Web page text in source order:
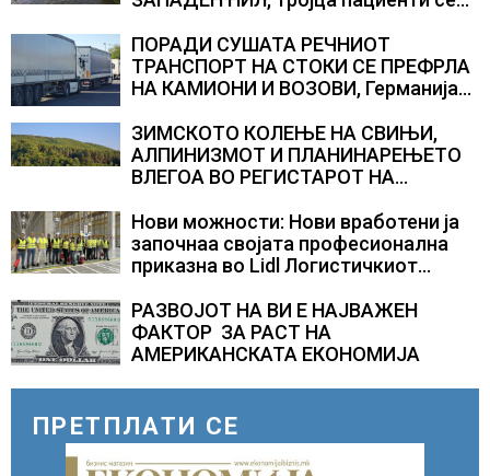
ПОРАДИ СУШАТА РЕЧНИОТ
ТРАНСПОРТ НА СТОКИ СЕ ПРЕФРЛА
НА КАМИОНИ И ВОЗОВИ, Германија
камионџиите да возат и во недела
ЗИМСКОТО КОЛЕЊЕ НА СВИЊИ,
АЛПИНИЗМОТ И ПЛАНИНАРЕЊЕТО
ВЛЕГОА ВО РЕГИСТАРОТ НА
СЛОВЕНИЈА
Нови можности: Нови вработени ја
започнаа својата професионална
приказна во Lidl Логистичкиот
РАЗВОЈОТ НА ВИ Е НАЈВАЖЕН
ФАКТОР ЗА РАСТ НА
АМЕРИКАНСКАТА ЕКОНОМИЈА
ПРЕТПЛАТИ СЕ